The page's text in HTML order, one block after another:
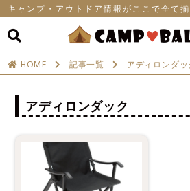
キャンプ・アウトドア情報がここで全て
HOME 記事一覧 アディロンダッ
アディロンダック